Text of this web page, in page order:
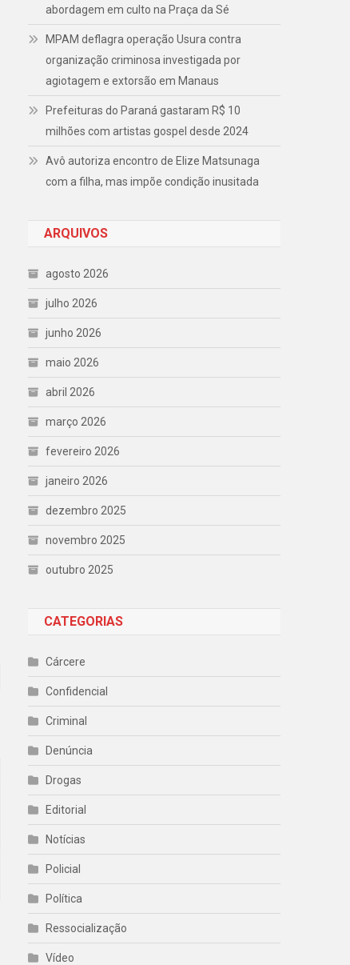
abordagem em culto na Praça da Sé
MPAM deflagra operação Usura contra
organização criminosa investigada por
agiotagem e extorsão em Manaus
Prefeituras do Paraná gastaram R$ 10
milhões com artistas gospel desde 2024
Avô autoriza encontro de Elize Matsunaga
com a filha, mas impõe condição inusitada
ARQUIVOS
agosto 2026
julho 2026
junho 2026
maio 2026
abril 2026
março 2026
fevereiro 2026
janeiro 2026
dezembro 2025
novembro 2025
outubro 2025
CATEGORIAS
Cárcere
Confidencial
Criminal
Denúncia
Drogas
Editorial
Notícias
Policial
Política
Ressocialização
Vídeo